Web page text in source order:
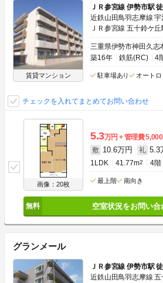
賃貸マンション
ＪＲ参宮線 伊勢市駅
近鉄山田鳥羽志摩線
ＪＲ参宮線 五十鈴ケ
三重県伊勢市神田久志
築16年
鉄筋(RC) 4
駐車場あり オートロ
チェックを入れてまとめてお問い合わせ
画像：20枚
5.3万円 管理費
敷 10.6万円 礼 5.3
1LDK 41.77m2 4階
最上階 南向き
空室状況をお問い合
グランメール
ＪＲ参宮線 伊勢市駅
近鉄山田鳥羽志摩線